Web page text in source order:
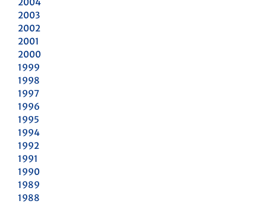
2003
2002
2001
2000
1999
1998
1997
1996
1995
1994
1992
1991
1990
1989
1988